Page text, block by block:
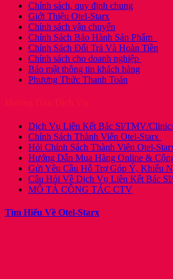
Chính sách, quy định chung
Giới Thiệu Otel-Starx
Chính sách vận chuyển
Chính Sách Bảo Hành Sản Phẩm
Chính Sách Đổi Trả Và Hoàn Tiền
Chính sách cho doanh nghiệp
Bảo mật thông tin khách hàng
Phương Thức Thanh Toán
Dịch Vụ Liên Kết Bác Sĩ/TMV/Clinic/
Chính Sách Thành Viên Otel-Starx
Hỏi Chính Sách Thành Viên Otel-
Hướng Dẫn Mua Hàng Online &
Gửi Yêu Cầu Hỗ Trợ Góp Ý, Khiếu
Câu Hỏi Về Dịch Vụ Liên Kết Bác
MÔ TẢ CÔNG TÁC CTV
Tìm Hiểu Về Otel-Starx